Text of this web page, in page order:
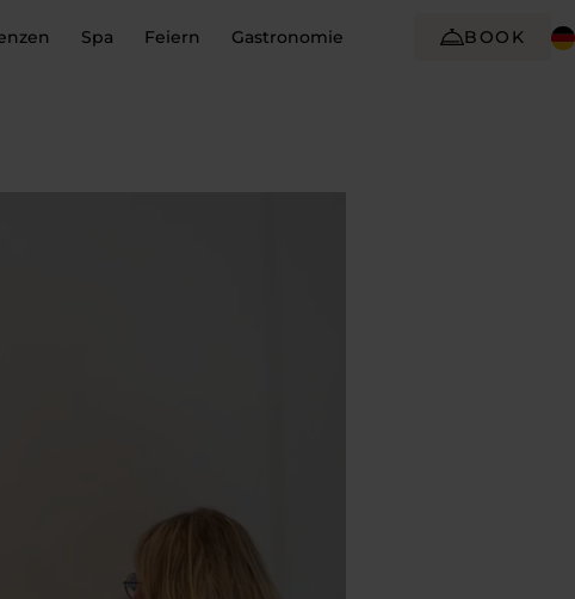
BOOK
Spa Feiern Gastronomie